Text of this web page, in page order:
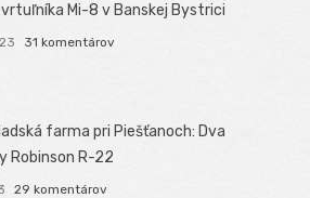
Mi-8 v Banskej Bystrici
31 komentárov
farma pri Piešťanoch: Dva
Robinson R-22
29 komentárov